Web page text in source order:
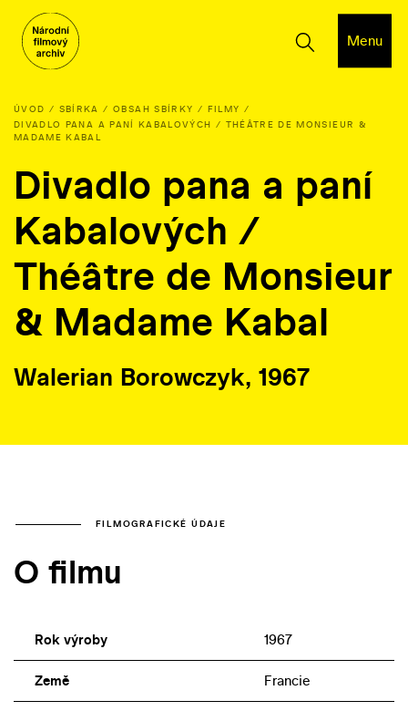
Menu
ÚVOD SBÍRKA OBSAH SBÍRKY
FILMY
DIVADLO PANA A PANÍ KABALOVÝCH / THÉÂTRE DE MONSIEUR &
MADAME KABAL
Divadlo pana a paní
Kabalových /
Théâtre de Monsieur
& Madame Kabal
Walerian Borowczyk, 1967
FILMOGRAFICKÉ ÚDAJE
O filmu
Rok výroby 1967
Země Francie